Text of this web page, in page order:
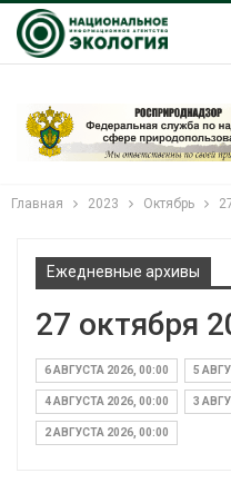
Главная 2023 Октябрь
Ежедневные архивы
27 октября
6 АВГУСТА 2026, 00:00 5
4 АВГУСТА 2026, 00:00 3
2 АВГУСТА 2026, 00:00